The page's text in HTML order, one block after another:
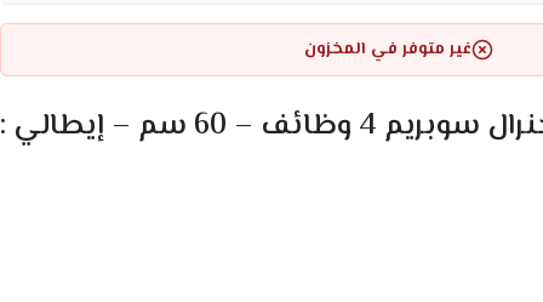
غير متوفر في المخزون
– 60 سم – إيطالي :